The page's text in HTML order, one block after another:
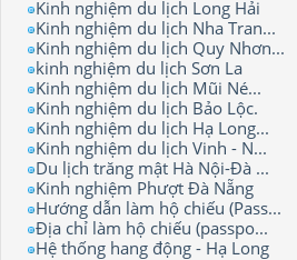
Kinh nghiệm du lịch Long Hải
Kinh nghiệm du lịch Nha Tran...
Kinh nghiệm du lịch Quy Nhơn...
kinh nghiệm du lịch Sơn La
Kinh nghiệm du lịch Mũi Né...
Kinh nghiệm du lịch Bảo Lộc.
Kinh nghiệm du lịch Hạ Long...
Kinh nghiệm du lịch Vinh - N...
Du lịch trăng mật Hà Nội-Đà ...
Kinh nghiệm Phượt Đà Nẵng
Hướng dẫn làm hộ chiếu (Pass...
Địa chỉ làm hộ chiếu (passpo...
Hệ thống hang động - Hạ Long